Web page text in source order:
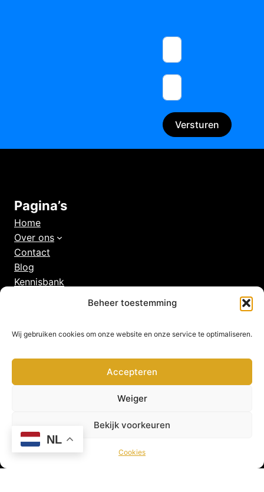
Beheer toestemming
Wij gebruiken cookies om onze website en onze service te optimaliseren.
Accepteren
Weiger
Bekijk voorkeuren
Cookies
Versturen
Pagina’s
Home
Over ons
Contact
Blog
Kennisbank
Algemene voorwaarden
NL